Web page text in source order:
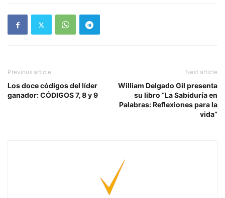
Previous article
Los doce códigos del líder
ganador: CÓDIGOS 7, 8 y 9
Next article
William Delgado Gil presenta
su libro “La Sabiduría en
Palabras: Reflexiones para la
vida”